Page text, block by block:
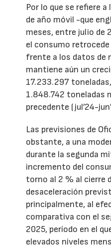
Por lo que se refiere
de año móvil -que
meses, entre julio de
el consumo
frente a los datos de
mantiene aún un
17.233.297
1.848.742 toneladas
precedente (jul’24-
Las previsiones de
obstante, a una
durante la segunda
incremento del
torno al 2 % al cierre
desaceleración
principalmente, al
comparativa con el
2025, período en el
elevados niveles